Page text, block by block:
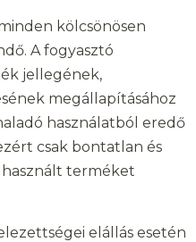
kölcsönösen
A fogyasztó
jellegének,
megállapításához
használatból eredő
csak bontatlan és
terméket
elállás esetén